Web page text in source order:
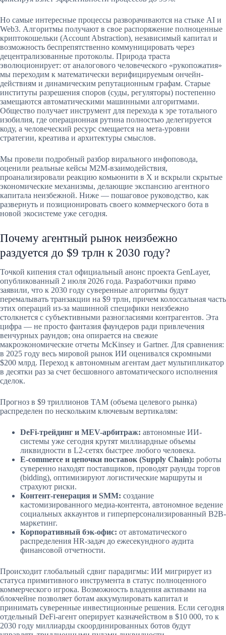
Но самые интересные процессы разворачиваются на стыке AI и
Web3. Алгоритмы получают в свое распоряжение полноценные
криптокошельки (Account Abstraction), независимый капитал и
возможность беспрепятственно коммуницировать через
децентрализованные протоколы. Природа траста
эволюционирует: от аналогового человеческого «рукопожатия»
мы переходим к математически верифицируемым ончейн-
действиям и динамическим репутационным графам. Старые
институты разрешения споров (суды, регуляторы) постепенно
замещаются автоматическими машинными алгоритмами.
Общество получает инструмент для перехода к эре тотального
изобилия, где операционная рутина полностью делегируется
коду, а человеческий ресурс смещается на мета-уровни
стратегии, креатива и архитектуры смыслов.
Мы провели подробный разбор вирального инфоповода,
оценили реальные кейсы M2M-взаимодействия,
проанализировали реакцию комьюнити в X и вскрыли скрытые
экономические механизмы, делающие экспансию агентного
капитала неизбежной. Ниже — пошаговое руководство, как
развернуть и позиционировать своего коммерческого бота в
новой экосистеме уже сегодня.
Почему агентный рынок неизбежно
раздуется до $9 трлн к 2030 году?
Точкой кипения стал официальный анонс проекта GenLayer,
опубликованный 2 июля 2026 года. Разработчики прямо
заявили, что к 2030 году суверенные алгоритмы будут
перемалывать транзакции на $9 трлн, причем колоссальная часть
этих операций из-за машинной специфики неизбежно
столкнется с субъективными разногласиями контрагентов. Эта
цифра — не просто фантазия фаундеров ради привлечения
венчурных раундов; она опирается на свежие
макроэкономические отчеты McKinsey и Gartner. Для сравнения:
в 2025 году весь мировой рынок ИИ оценивался скромными
$200 млрд. Переход к автономным агентам дает мультипликатор
в десятки раз за счет бесшовного автоматического исполнения
сделок.
Прогноз в $9 триллионов TAM (объема целевого рынка)
распределен по нескольким ключевым вертикалям:
DeFi-трейдинг и MEV-арбитраж: автономные ИИ-
системы уже сегодня крутят миллиардные объемы
ликвидности в L2-сетях быстрее любого человека.
E-commerce и цепочки поставок (Supply Chain): роботы
суверенно находят поставщиков, проводят раунды торгов
(bidding), оптимизируют логистические маршруты и
страхуют риски.
Контент-генерация и SMM: создание
кастомизированного медиа-контента, автономное ведение
социальных аккаунтов и гиперперсонализированный B2B-
маркетинг.
Корпоративный бэк-офис: от автоматического
распределения HR-задач до ежесекундного аудита
финансовой отчетности.
Происходит глобальный сдвиг парадигмы: ИИ мигрирует из
статуса примитивного инструмента в статус полноценного
коммерческого игрока. Возможность владения активами на
блокчейне позволяет ботам аккумулировать капитал и
принимать суверенные инвестиционные решения. Если сегодня
отдельный DeFi-агент оперирует казначейством в $10 000, то к
2030 году миллиарды скоординированных ботов будут